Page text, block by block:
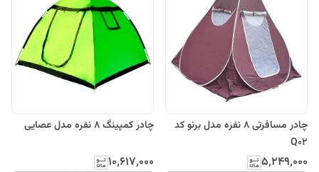
چادر مسافرتی 8 نفره مدل برنو کد
Q02
۵٬۲۴۹٬۰۰۰
چادر کمپینگ 8 نفره مدل عصایی
۱۰٬۶۱۷٬۰۰۰